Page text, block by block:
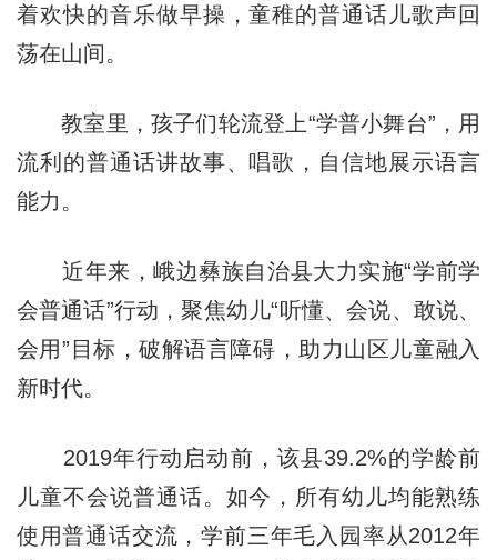
着欢快的音乐做早操，童稚的普通话儿歌声回
荡在山间。
教室里，孩子们轮流登上“学普小舞台”，用
流利的普通话讲故事、唱歌，自信地展示语言
能力。
近年来，峨边彝族自治县大力实施“学前学
会普通话”行动，聚焦幼儿“听懂、会说、敢说、
会用”目标，破解语言障碍，助力山区儿童融入
新时代。
2019年行动启动前，该县39.2%的学龄前
儿童不会说普通话。如今，所有幼儿均能熟练
使用普通话交流，学前三年毛入园率从2012年